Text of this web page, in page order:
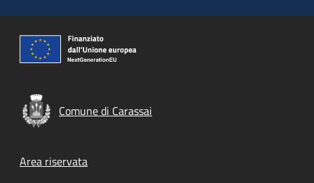
Comune di Carassai
Footer menu
Area riservata